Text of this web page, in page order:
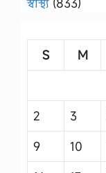
S
M
2
3
9
10